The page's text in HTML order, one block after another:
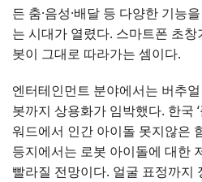
든 춤·음성·배달 등 다양한 기능
는 시대가 열렸다. 스마트폰 초
봇이 그대로 따라가는 셈이다.
엔터테인먼트 분야에서는 버추
봇까지 상용화가 임박했다. 한국
워드에서 인간 아이돌 못지않은
등지에서는 로봇 아이돌에 대한
빨라질 전망이다. 얼굴 표정까지